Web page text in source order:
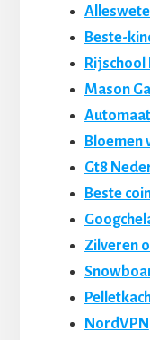
Beste-
Mason
Bloemen
Gt8
Beste
Zilveren
NordVPN